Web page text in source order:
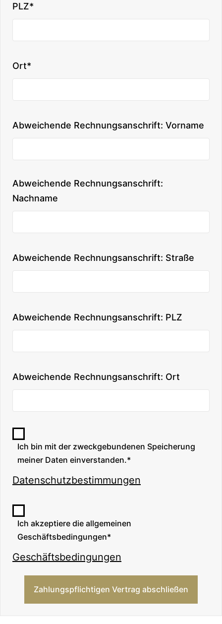
PLZ*
Ort*
Abweichende Rechnungsanschrift: Vorname
Abweichende Rechnungsanschrift:
Nachname
Abweichende Rechnungsanschrift: Straße
Abweichende Rechnungsanschrift: PLZ
Abweichende Rechnungsanschrift: Ort
Ich bin mit der zweckgebundenen Speicherung
meiner Daten einverstanden.*
Datenschutzbestimmungen
Ich akzeptiere die allgemeinen
Geschäftsbedingungen*
Geschäftsbedingungen
Zahlungspflichtigen Vertrag abschließen